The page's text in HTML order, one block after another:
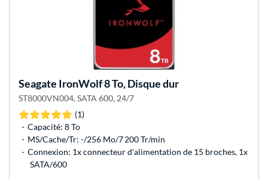
Seagate IronWolf 8 To, Disque dur
ST8000VN004, SATA 600, 24/7
(1)
Capacité: 8 To
MS/Cache/Tr: -/256 Mo/7 200 Tr/min
Connexion: 1x connecteur d'alimentation de 15 broches, 1x
SATA/600